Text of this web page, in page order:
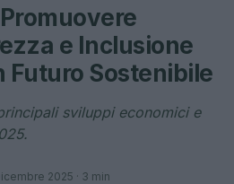
e Inclusione
Futuro Sostenibile
sviluppi economici e
2025 · 3 min